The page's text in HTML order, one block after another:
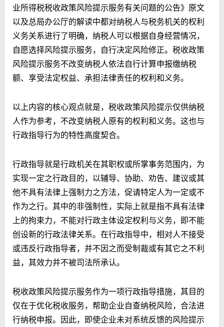
业所得税税收政策风险提示服务有关问题的公告》原文
以及总局办公厅的解读中都对纳税人与税务机关的权利
义务关系进行了明确，纳税人可以根据自身经营情况，
自愿选择风险提示服务，自行决定风险修正。税收政策
风险提示服务不改变纳税人依法自行计算申报缴纳税
额、享受法定权益、承担法律责任的权利和义务。
以上内容的核心观点就是，税收政策风险提示仅供纳税
人作为参考，不改变纳税人原有的权利和义务。这也与
行政指导行为的特性高度契合。
行政指导就是行政机关在其职权或所掌事务范围内，为
实现一定之行政目的，以辅导、协助、劝告、建议或其
他不具有法律上强制力之方法，促请特定人为一定或不
作为之行。其中的非强制性，实际上就是指不具有法律
上的拘束力，不能对行政主体设定权利与义务，即不能
创设新的行政法律关系。在行政指导中，相对人不接受
或违反行政指导者，并不因之而受制裁或有其它之不利
益，其效力并不被司法所承认。
税收政策风险提示服务作为一项行政指导措施，其目的
仅在于优化税收服务，帮助企业自查纳税风险，合法进
行纳税申报。因此，即使企业未对系统反馈的风险提示